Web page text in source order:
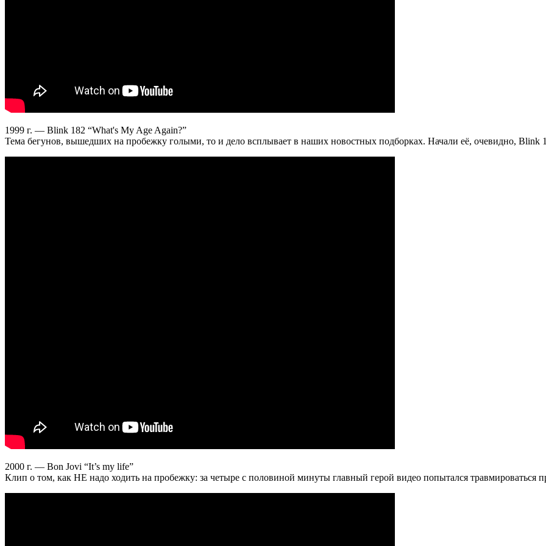
1999 г. — Blink 182 “What's My Age Again?”
Тема бегунов, вышедших на пробежку голыми, то и дело всплывает в наших новостных подборках. Начали её, очевидно, Blink
2000 г. — Bon Jovi “It’s my life”
Клип о том, как НЕ надо ходить на пробежку: за четыре с половиной минуты главный герой видео попытался травмироваться